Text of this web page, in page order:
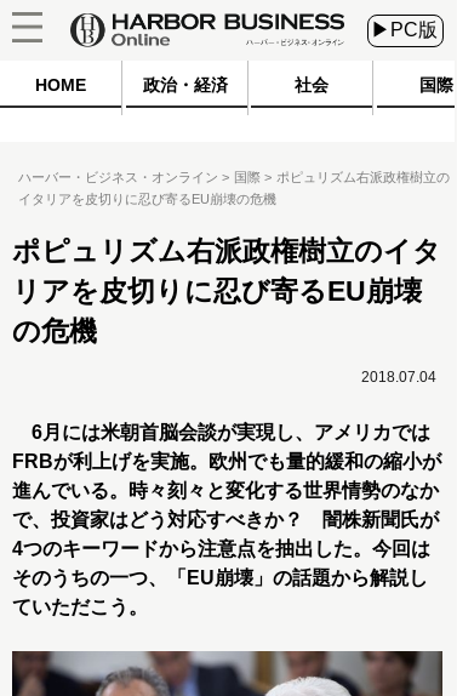
▶PC版
HOME 政治・経済 社会 国際
ハーバー・ビジネス・オンライン 国際
ポピュリズム右派政権樹立の
イタリアを皮切りに忍び寄るEU崩壊の危機
ポピュリズム右派政権樹立のイタ
リアを皮切りに忍び寄るEU崩壊
の危機
2018.07.04
6月には米朝首脳会談が実現し、アメリカでは
FRBが利上げを実施。欧州でも量的緩和の縮小が
進んでいる。時々刻々と変化する世界情勢のなか
で、投資家はどう対応すべきか？ 闇株新聞氏が
4つのキーワードから注意点を抽出した。今回は
そのうちの一つ、「EU崩壊」の話題から解説し
ていただこう。